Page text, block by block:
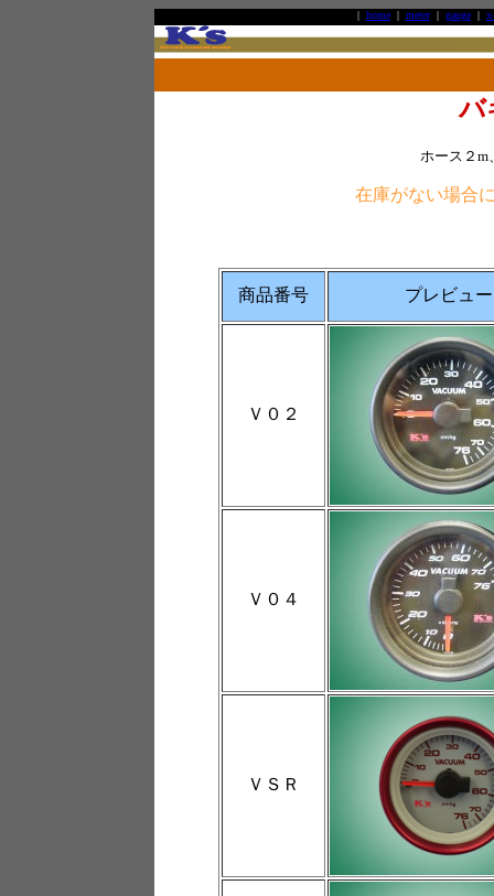
| home| meter| gauge|
バ
ホース２m
在庫がない場合
商品番号 プレビュー
Ｖ０２
Ｖ０４
ＶＳＲ